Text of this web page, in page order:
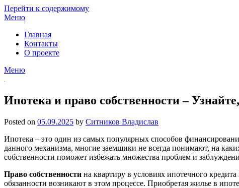
Перейти к содержимому
Меню
Главная
Контакты
О проекте
Меню
Ипотека и право собственности –
Posted on 05.09.2025 by Ситников Владислав
Ипотека – это один из самых популярных способов
данного механизма, многие заемщики не всегда понимают, на
собственности поможет избежать множества проблем и
Право собственности на квартиру в условиях ипотечного
обязанности возникают в этом процессе. Приобретая жилье в